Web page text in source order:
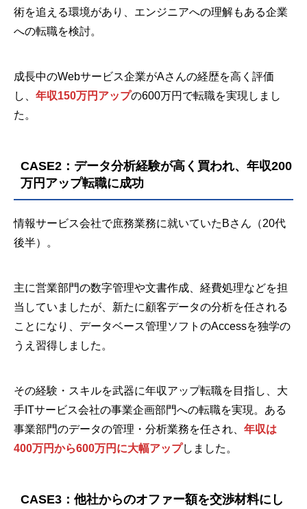
術を追える環境があり、エンジニアへの理解もある企業
への転職を検討。
成長中のWebサービス企業がAさんの経歴を高く評価
し、 年収150万円アップの600万円で転職を実現しまし
た。
CASE2：データ分析経験が高く買われ、年収200
万円アップ転職に成功
情報サービス会社で庶務業務に就いていたBさん（20代
後半）。
主に営業部門の数字管理や文書作成、経費処理などを担
当していましたが、新たに顧客データの分析を任される
ことになり、データベース管理ソフトのAccessを独学の
うえ習得しました。
その経験・スキルを武器に年収アップ転職を目指し、大
手ITサービス会社の事業企画部門への転職を実現。ある
事業部門のデータの管理・分析業務を任され、 年収は
400万円から600万円に大幅アップしました。
CASE3：他社からのオファー額を交渉材料にし